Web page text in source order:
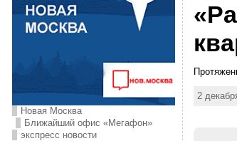
Новая Москва
Ближайший офис «Мегафон»
экспресс новости
2